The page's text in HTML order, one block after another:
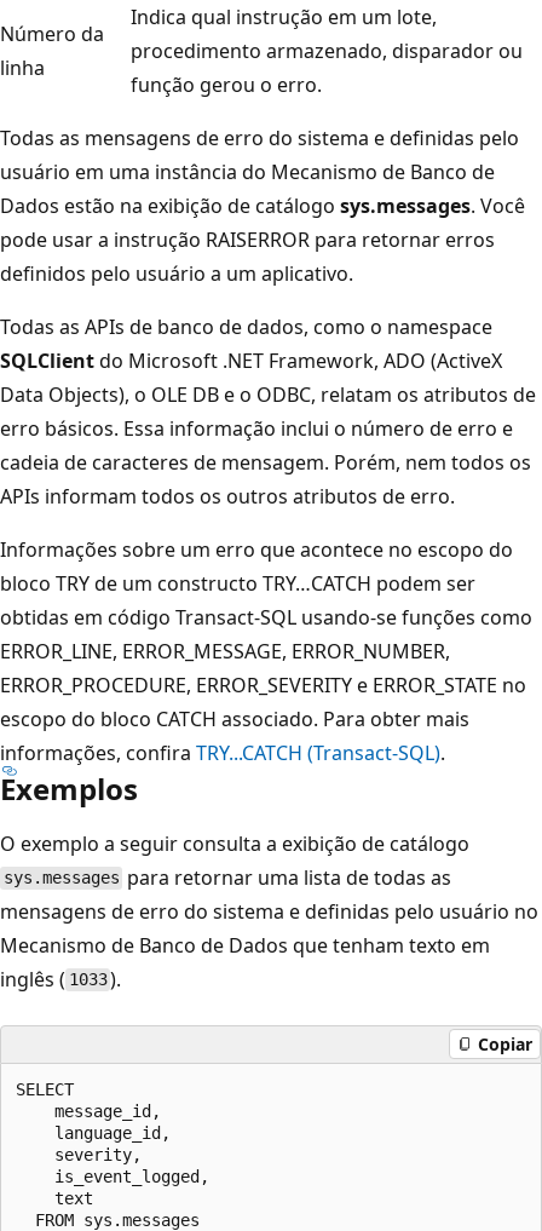
Número da
linha
Indica qual instrução em um lote,
procedimento armazenado, disparador ou
função gerou o erro.
Todas as mensagens de erro do sistema e definidas pelo
usuário em uma instância do Mecanismo de Banco de
Dados estão na exibição de catálogo sys.messages. Você
pode usar a instrução RAISERROR para retornar erros
definidos pelo usuário a um aplicativo.
Todas as APIs de banco de dados, como o namespace
SQLClientdo Microsoft .NET Framework, ADO (ActiveX
Data Objects), o OLE DB e o ODBC, relatam os atributos de
erro básicos. Essa informação inclui o número de erro e
cadeia de caracteres de mensagem. Porém, nem todos os
APIs informam todos os outros atributos de erro.
Informações sobre um erro que acontece no escopo do
bloco TRY de um constructo TRY…CATCH podem ser
obtidas em código Transact-SQL usando-se funções como
ERROR_LINE, ERROR_MESSAGE, ERROR_NUMBER,
ERROR_PROCEDURE, ERROR_SEVERITY e ERROR_STATE no
escopo do bloco CATCH associado. Para obter mais
informações, confira TRY...CATCH (Transact-SQL).
Exemplos
O exemplo a seguir consulta a exibição de catálogo
sys.messages para retornar uma lista de todas as
mensagens de erro do sistema e definidas pelo usuário no
Mecanismo de Banco de Dados que tenham texto em
inglês ( 1033).
Copiar
SELECT
    message_id,
    language_id,
    severity,
    is_event_logged,
    text
  FROM sys.messages